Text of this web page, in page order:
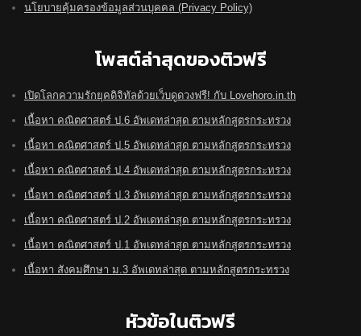
นโยบายคุ้มครองข้อมูลส่วนบุคคล (Privacy Policy)
โพสต์ล่าสุดของติวฟรี
เปิดโลกความรักยุคดิจิทัลด้วยเว็บดูดวงฟรี! กับ Lovehoro.in.th
เนื้อหา คณิตศาสตร์ ป.6 อัพเดทล่าสุด ตามหลักสูตรกระทรวง
เนื้อหา คณิตศาสตร์ ป.5 อัพเดทล่าสุด ตามหลักสูตรกระทรวง
เนื้อหา คณิตศาสตร์ ป.4 อัพเดทล่าสุด ตามหลักสูตรกระทรวง
เนื้อหา คณิตศาสตร์ ป.3 อัพเดทล่าสุด ตามหลักสูตรกระทรวง
เนื้อหา คณิตศาสตร์ ป.2 อัพเดทล่าสุด ตามหลักสูตรกระทรวง
เนื้อหา คณิตศาสตร์ ป.1 อัพเดทล่าสุด ตามหลักสูตรกระทรวง
เนื้อหา สังคมศึกษา ม.3 อัพเดทล่าสุด ตามหลักสูตรกระทรวง
หัวข้อในติวฟรี